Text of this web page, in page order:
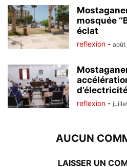
mosquée
éclat
reflexion - août
reflexion -
AUCUN
LAISSER UN